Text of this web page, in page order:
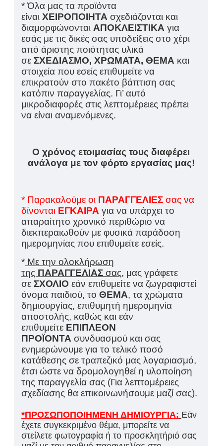
* Όλα μας τα προϊόντα
είναι ΧΕΙΡΟΠΟΙΗΤΑ σχεδιάζονται και
διαμορφώνονται ΑΠΟΚΛΕΙΣΤΙΚΑ για
εσάς με τις δικές σας υποδείξεις στο χέρι
από άριστης ποιότητας υλικά
σε ΣΧΕΔΙΑΣΜΟ, ΧΡΩΜΑΤΑ, ΘΕΜΑ και
στοιχεία που εσείς επιθυμείτε να
επικρατούν στο πακέτο βάπτιση σας
κατόπιν παραγγελίας. Γι’ αυτό
μικροδιαφορές στις λεπτομέρειες πρέπει
να είναι αναμενόμενες.
Ο χρόνος ετοιμασίας τους διαφέρει
ανάλογα με τον φόρτο εργασίας μας!
* Παρακαλούμε οι ΠΑΡΑΓΓΕΛΙΕΣ σας να
δίνονται ΕΓΚΑΙΡΑ για να υπάρχει το
απαραίτητο χρονικό περιθώριο να
διεκπεραιωθούν με φυσικά παράδοση
ημερομηνίας που επιθυμείτε εσείς.
* Με την ολοκλήρωση
της ΠΑΡΑΓΓΕΛΙΑΣ σας, μας γράφετε
σε ΣΧΟΛΙΟ εάν επιθυμείτε να ζωγραφιστεί
όνομα παιδιού, το ΘΕΜΑ, τα χρώματα
δημιουργίας, επιθυμητή ημερομηνία
αποστολής, καθώς και εάν
επιθυμείτε ΕΠΙΠΛΕΟΝ
ΠΡΟΪΟΝΤΑ συνδυασμού και σας
ενημερώνουμε για το τελικό ποσό
κατάθεσης σε τραπεζικό μας λογαριασμό,
έτσι ώστε να δρομολογηθεί η υλοποίηση
της παραγγελία σας (Για λεπτομέρειες
σχεδίασης θα επικοινωνήσουμε μαζί σας).
*ΠΡΟΣΩΠΟΠΟΙΗΜΕΝΗ ΔΗΜΙΟΥΡΓΙΑ: Εάν
έχετε συγκεκριμένο θέμα, μπορείτε να
στείλετε φωτογραφία ή το προσκλητήριό σας